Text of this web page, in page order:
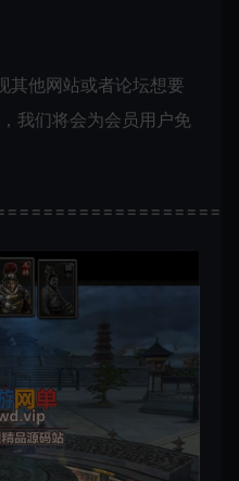
其他网站或者论坛想要
我们将会为会员用户免